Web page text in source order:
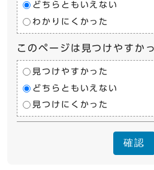
どちらともいえない
わかりにくかった
このページは見つけやすか
見つけやすかった
どちらともいえない
見つけにくかった
確認